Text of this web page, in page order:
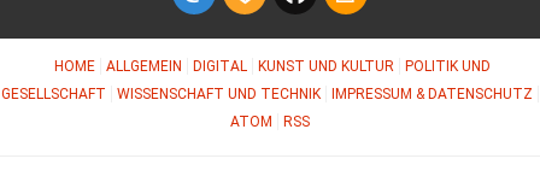
HOME ALLGEMEIN DIGITAL KUNST UND KULTUR
POLITIK UND
GESELLSCHAFT
WISSENSCHAFT UND TECHNIK
IMPRESSUM & DATENSCHUTZ
ATOM
RSS